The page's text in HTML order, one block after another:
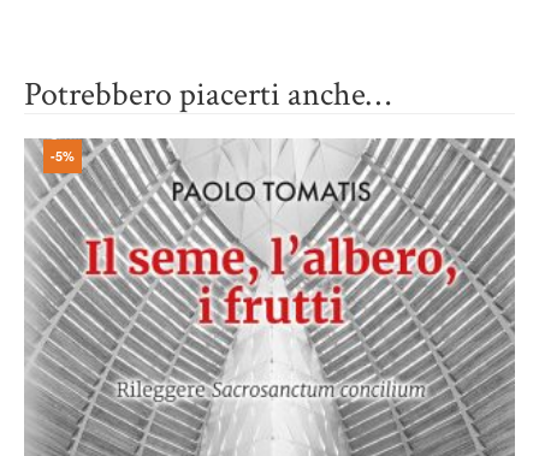
Potrebbero piacerti anche…
-5%